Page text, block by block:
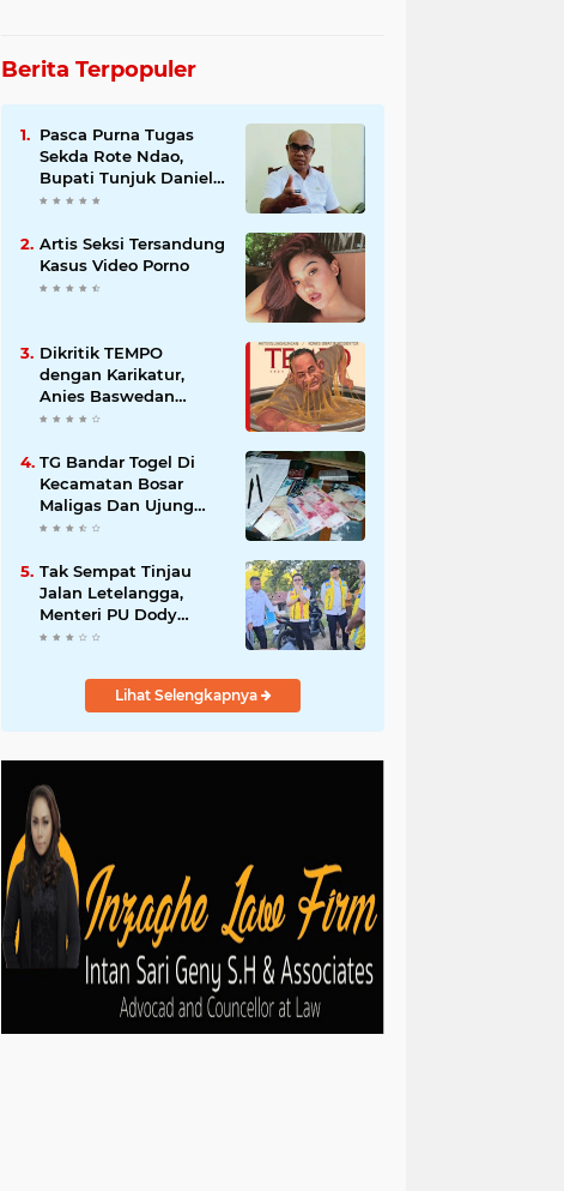
Berita Terpopuler
Pasca Purna Tugas
Sekda Rote Ndao,
Bupati Tunjuk Daniel
Nalle jadi Pelaksana
Artis Seksi Tersandung
Kasus Video Porno
Dikritik TEMPO
dengan Karikatur,
Anies Baswedan
Sampaikan
TG Bandar Togel Di
Kecamatan Bosar
Maligas Dan Ujung
Padang Masih
Tak Sempat Tinjau
Jalan Letelangga,
Menteri PU Dody
Hanggodo minta
NTT Tinjau jalan
Letelangga.Lihat Selengkapnya